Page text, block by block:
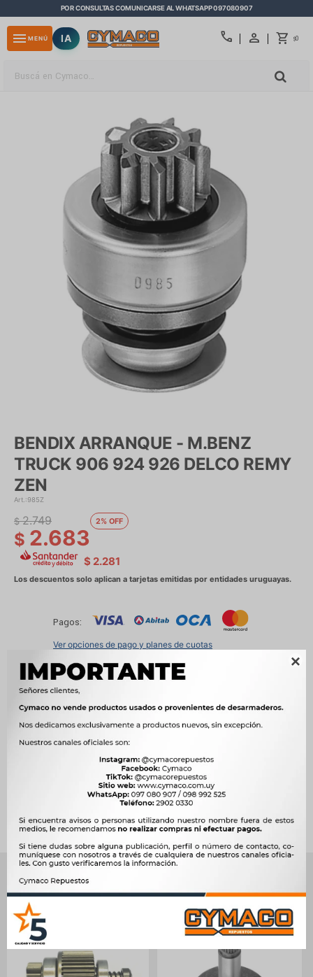

POR CONSULTAS COMUNICARSE AL WHATSAPP 097080907
call $0
menu MENÚ IA
BENDIX ARRANQUE - M.BENZ
TRUCK 906 924 926 DELCO REMY
ZEN
985Z
$ 2.683
$ 2.749 2
$ 2.281
Pagos:
Ver opciones de pago y planes de cuotas
Métodos y costos de envío
Ver mas productos de la marca Zen
Productos que te pueden interesar
close